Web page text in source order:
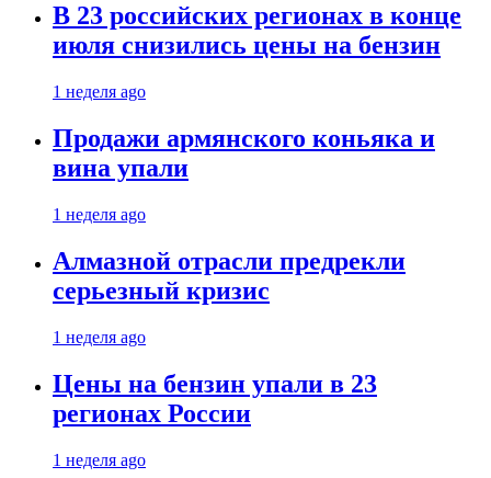
В 23 российских регионах в конце
июля снизились цены на бензин
1 неделя ago
Продажи армянского коньяка и
вина упали
1 неделя ago
Алмазной отрасли предрекли
серьезный кризис
1 неделя ago
Цены на бензин упали в 23
регионах России
1 неделя ago